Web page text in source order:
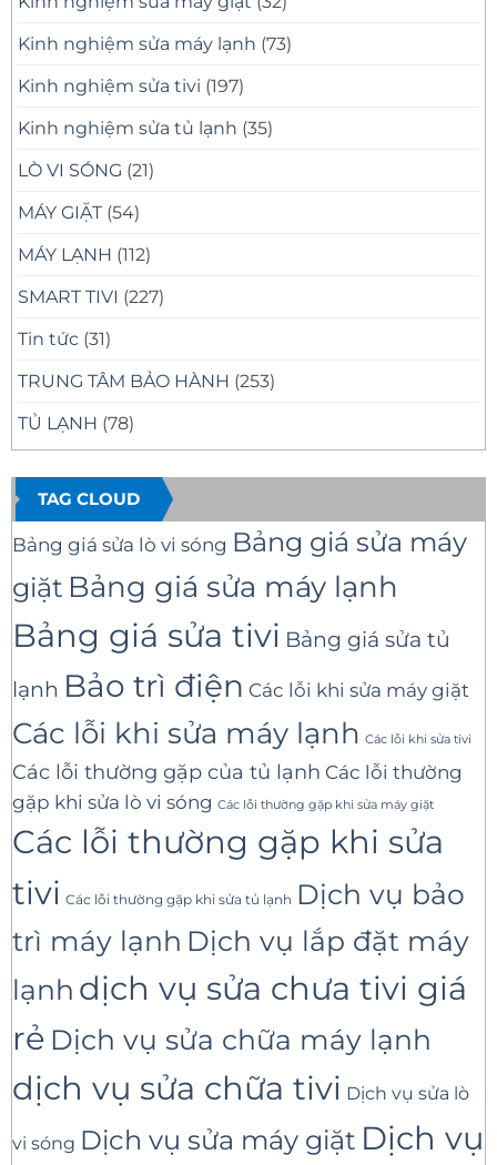
Kinh nghiệm sửa máy lạnh (73)
Kinh nghiệm sửa tivi (197)
Kinh nghiệm sửa tủ lạnh (35)
LÒ VI SÓNG (21)
MÁY GIẶT (54)
MÁY LẠNH (112)
SMART TIVI (227)
Tin tức (31)
TRUNG TÂM BẢO HÀNH (253)
TỦ LẠNH (78)
TAG CLOUD
Bảng giá sửa lò vi sóng Bảng giá sửa máy
giặt Bảng giá sửa máy lạnh
Bảng giá sửa tivi Bảng giá sửa tủ
lạnh Bảo trì điện Các lỗi khi sửa máy giặt
Các lỗi khi sửa máy lạnh Các lỗi khi sửa tivi
Các lỗi thường gặp của tủ lạnh Các lỗi thường
gặp khi sửa lò vi sóng Các lỗi thường gặp khi sửa máy giặt
Các lỗi thường gặp khi sửa
tivi Các lỗi thường gặp khi sửa tủ lạnh Dịch vụ bảo
trì máy lạnh Dịch vụ lắp đặt máy
lạnh dịch vụ sửa chưa tivi giá
rẻ Dịch vụ sửa chữa máy lạnh
dịch vụ sửa chữa tivi Dịch vụ sửa lò
vi sóng Dịch vụ sửa máy giặt Dịch vụ